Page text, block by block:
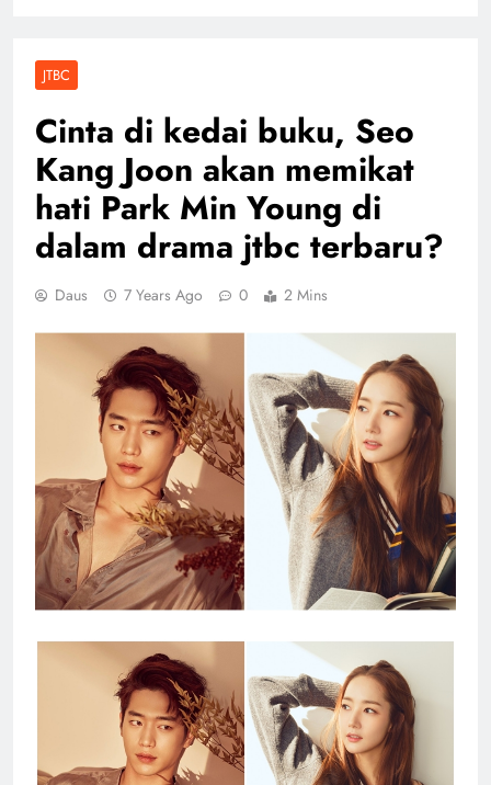
JTBC
Cinta di kedai buku, Seo
Kang Joon akan memikat
hati Park Min Young di
dalam drama jtbc terbaru?
Daus 7 Years Ago 0 2 Mins